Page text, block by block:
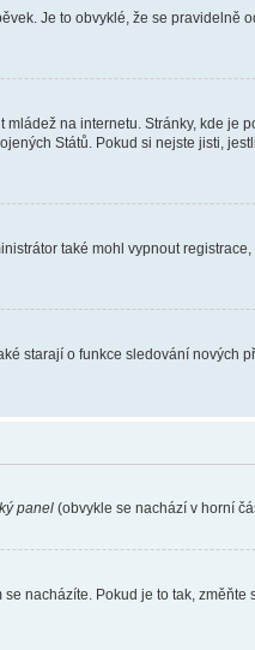
Je to obvyklé, že se pravidelně
na internetu. Stránky, kde
Států. Pokud si nejste jisti,
také mohl vypnout
starají o funkce sledování
panel (obvykle se nachází v horní
nacházíte. Pokud je to tak,